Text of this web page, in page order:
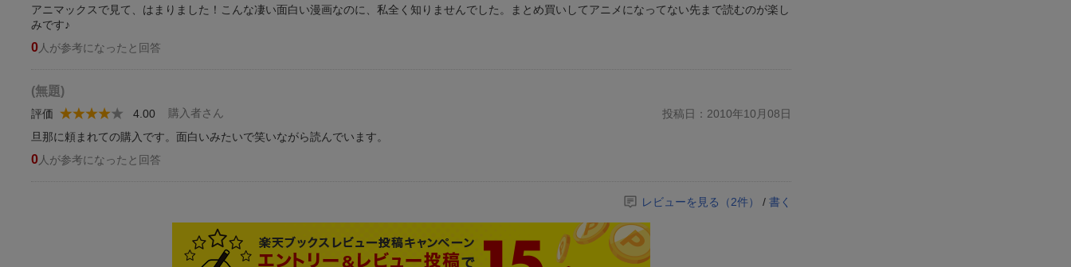
アニマックスで見て、はまりました！こんな凄い面白い漫画なのに、私全く知りませんでした。まとめ買いしてアニメになってない先まで読むのが楽し
みです♪
0 人が参考になったと回答
(無題)
購入者さん
評価 4.00
投稿日：2010年10月08日
旦那に頼まれての購入です。面白いみたいで笑いながら読んでいます。
0 人が参考になったと回答
レビューを見る（2件） / 書く